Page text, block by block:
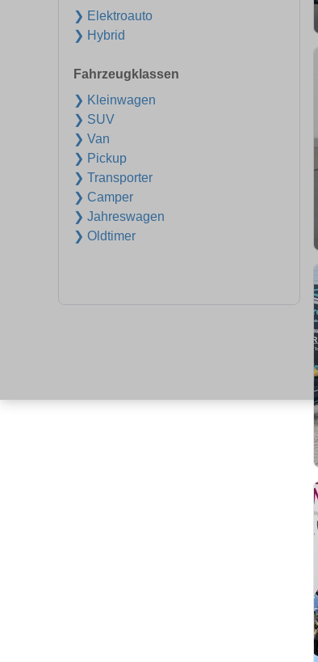
❯ Elektroauto
❯ Hybrid
Fahrzeugklassen
❯ Kleinwagen
❯ SUV
❯ Van
❯ Pickup
❯ Transporter
❯ Camper
❯ Jahreswagen
❯ Oldtimer